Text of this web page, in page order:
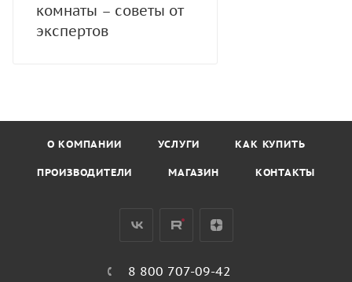
комнаты – советы от
экспертов
О КОМПАНИИ УСЛУГИ КАК КУПИТЬ
ПРОИЗВОДИТЕЛИ МАГАЗИН КОНТАКТЫ
8 800 707-09-42